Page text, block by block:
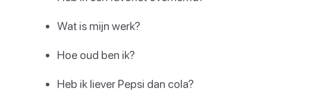
Wat is mijn werk?
Hoe oud ben ik?
Heb ik liever Pepsi dan cola?